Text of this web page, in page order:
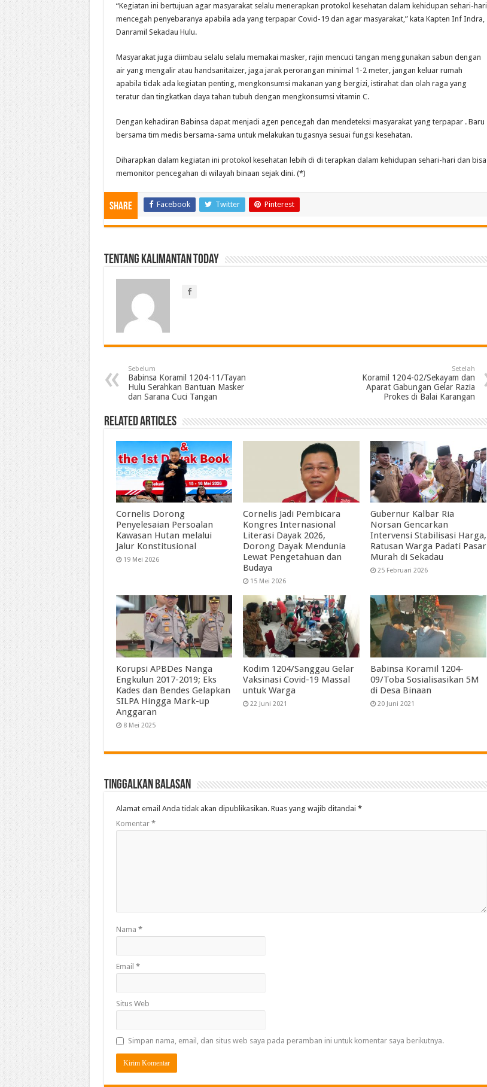
“Kegiatan ini bertujuan agar masyarakat selalu menerapkan protokol kesehatan dalam kehidupan sehari-hari
mencegah penyebaranya apabila ada yang terpapar Covid-19 dan agar masyarakat,” kata Kapten Inf Indra,
Danramil Sekadau Hulu.
Masyarakat juga diimbau selalu selalu memakai masker, rajin mencuci tangan menggunakan sabun dengan
air yang mengalir atau handsanitaizer, jaga jarak perorangan minimal 1-2 meter, jangan keluar rumah
apabila tidak ada kegiatan penting, mengkonsumsi makanan yang bergizi, istirahat dan olah raga yang
teratur dan tingkatkan daya tahan tubuh dengan mengkonsumsi vitamin C.
Dengan kehadiran Babinsa dapat menjadi agen pencegah dan mendeteksi masyarakat yang terpapar . Baru
bersama tim medis bersama-sama untuk melakukan tugasnya sesuai fungsi kesehatan.
Diharapkan dalam kegiatan ini protokol kesehatan lebih di di terapkan dalam kehidupan sehari-hari dan bisa
memonitor pencegahan di wilayah binaan sejak dini. (*)
Share Facebook Twitter Pinterest
Tentang Kalimantan Today
Sebelum
Babinsa Koramil 1204-11/Tayan
Hulu Serahkan Bantuan Masker
dan Sarana Cuci Tangan
Setelah
Koramil 1204-02/Sekayam dan
Aparat Gabungan Gelar Razia
Prokes di Balai Karangan
Related Articles
Cornelis Dorong
Penyelesaian Persoalan
Kawasan Hutan melalui
Jalur Konstitusional
19 Mei 2026
Cornelis Jadi Pembicara
Kongres Internasional
Literasi Dayak 2026,
Dorong Dayak Mendunia
Lewat Pengetahuan dan
Budaya
15 Mei 2026
Gubernur Kalbar Ria
Norsan Gencarkan
Intervensi Stabilisasi Harga,
Ratusan Warga Padati Pasar
Murah di Sekadau
25 Februari 2026
Korupsi APBDes Nanga
Engkulun 2017-2019; Eks
Kades dan Bendes Gelapkan
SILPA Hingga Mark-up
Anggaran
8 Mei 2025
Kodim 1204/Sanggau Gelar
Vaksinasi Covid-19 Massal
untuk Warga
22 Juni 2021
Babinsa Koramil 1204-
09/Toba Sosialisasikan 5M
di Desa Binaan
20 Juni 2021
Tinggalkan Balasan
Alamat email Anda tidak akan dipublikasikan. Ruas yang wajib ditandai *
Komentar *
Nama *
Email *
Situs Web
Simpan nama, email, dan situs web saya pada peramban ini untuk komentar saya berikutnya.